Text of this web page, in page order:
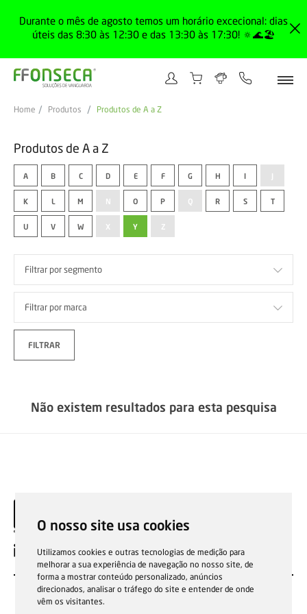
O nosso site usa cookies
Utilizamos cookies e outras tecnologias de medição para
melhorar a sua experiência de navegação no nosso site, de
forma a mostrar conteúdo personalizado, anúncios
direcionados, analisar o tráfego do site e entender de onde
vêm os visitantes.
Durante o mês de agosto temos um horário excecional: dias
úteis das 8:30 às 12:30 e das 13:30 às 17:30! 🔅🌊🏖️
Home Produtos Produtos de A a Z
Produtos de A a Z
A B C D E F G H I J
K L M N O P Q R S T
U V W X Y Z
FILTRAR
Não existem resultados para esta pesquisa
PT